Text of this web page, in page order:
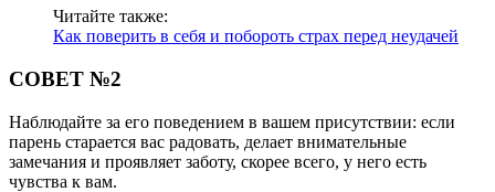
Читайте также:
Как поверить в себя и побороть страх перед неудачей
СОВЕТ №2
Наблюдайте за его поведением в вашем присутствии: если
парень старается вас радовать, делает внимательные
замечания и проявляет заботу, скорее всего, у него есть
чувства к вам.